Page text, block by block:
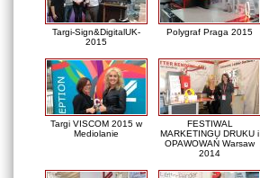
Targi-Sign&DigitalUK-
2015
Polygraf Praga 2015
Targi VISCOM 2015 w
Mediolanie
FESTIWAL
MARKETINGU DRUKU i
OPAWOWAŃ Warsaw
2014